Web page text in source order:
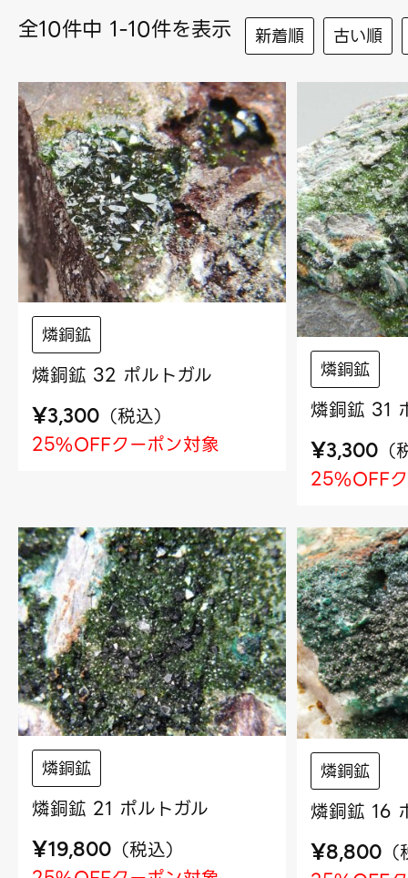
全10件中 1-10件を表示 新着順 古い順
燐銅鉱
燐銅鉱 32 ポルトガル
¥3,300 （税込）
25%OFFクーポン対象
燐銅鉱
燐銅鉱 31
¥3,300 （
25%OFF
燐銅鉱
燐銅鉱 21 ポルトガル
¥19,800 （税込）
燐銅鉱
燐銅鉱 16
¥8,800 （